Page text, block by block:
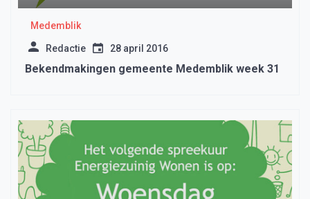
Medemblik
Redactie 28 april 2016
Bekendmakingen gemeente Medemblik week 31